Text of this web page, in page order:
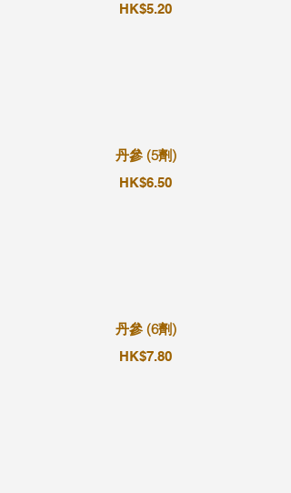
HK$5.20
丹參 (5劑)
HK$6.50
丹參 (6劑)
HK$7.80